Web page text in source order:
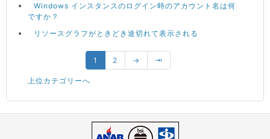
Windows インスタンスのログイン時のアカウント名は何
ですか？
リソースグラフがときどき途切れて表示される
1 2 → ⇥
上位カテゴリーへ